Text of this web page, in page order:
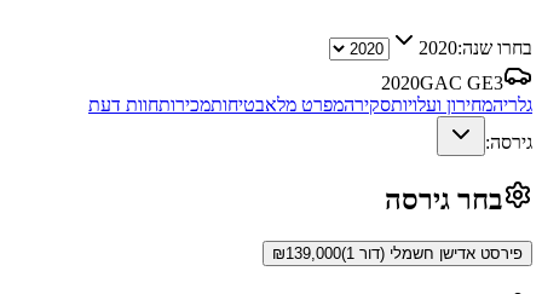
בחרו שנה:2020
GAC GE3
2020
גלריהמחירון ועלויותסקירהמפרט מלאבטיחותמכירותחוות דעת
גירסה:
בחר גירסה
פירסט אדישן חשמלי (דור 1) ₪139,000